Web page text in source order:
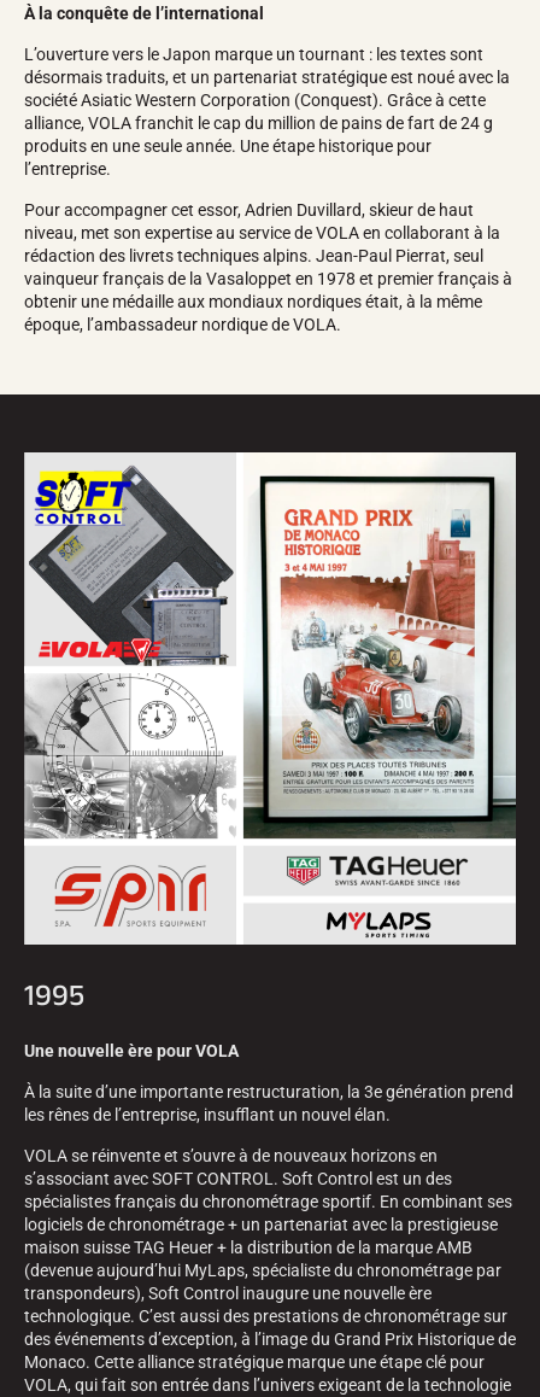
À la conquête de l’international
L’ouverture vers le Japon marque un tournant : les textes sont
désormais traduits, et un partenariat stratégique est noué avec la
société Asiatic Western Corporation (Conquest). Grâce à cette
alliance, VOLA franchit le cap du million de pains de fart de 24 g
produits en une seule année. Une étape historique pour
l’entreprise.
Pour accompagner cet essor, Adrien Duvillard, skieur de haut
niveau, met son expertise au service de VOLA en collaborant à la
rédaction des livrets techniques alpins. Jean-Paul Pierrat, seul
vainqueur français de la Vasaloppet en 1978 et premier français à
obtenir une médaille aux mondiaux nordiques était, à la même
époque, l’ambassadeur nordique de VOLA.
1995
Une nouvelle ère pour VOLA
À la suite d’une importante restructuration, la 3e génération prend
les rênes de l’entreprise, insufflant un nouvel élan.
VOLA se réinvente et s’ouvre à de nouveaux horizons en
s’associant avec SOFT CONTROL. Soft Control est un des
spécialistes français du chronométrage sportif. En combinant ses
logiciels de chronométrage + un partenariat avec la prestigieuse
maison suisse TAG Heuer + la distribution de la marque AMB
(devenue aujourd’hui MyLaps, spécialiste du chronométrage par
transpondeurs), Soft Control inaugure une nouvelle ère
technologique. C’est aussi des prestations de chronométrage sur
des événements d’exception, à l’image du Grand Prix Historique de
Monaco. Cette alliance stratégique marque une étape clé pour
VOLA, qui fait son entrée dans l’univers exigeant de la technologie